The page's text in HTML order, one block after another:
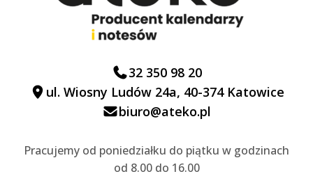
32 350 98 20
ul. Wiosny Ludów 24a, 40-374 Katowice
biuro@ateko.pl
Pracujemy od poniedziałku do piątku w godzinach
od 8.00 do 16.00